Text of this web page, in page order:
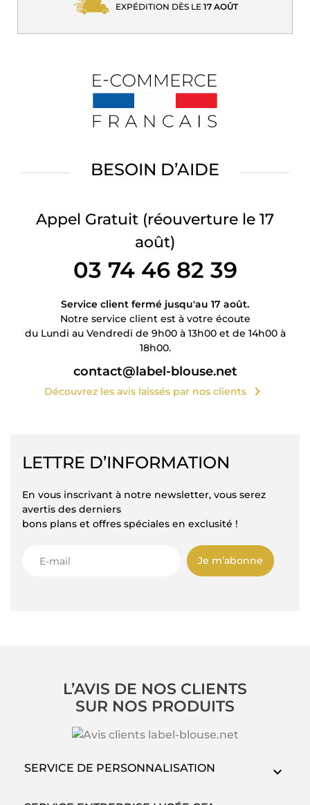
EXPÉDITION DÈS LE 17 AOÛT
BESOIN D’AIDE
Appel Gratuit (réouverture le 17
août)
03 74 46 82 39
Service client fermé jusqu'au 17 août.
Notre service client est à votre écoute
du Lundi au Vendredi de 9h00 à 13h00 et de 14h00 à
18h00.
contact@label-blouse.net
Découvrez les avis laissés par nos clients chevron_right
LETTRE D’INFORMATION
En vous inscrivant à notre newsletter, vous serez
avertis des derniers
bons plans et offres spéciales en exclusité !
Je m’abonne
L’AVIS DE NOS CLIENTS
SUR NOS PRODUITS
SERVICE DE PERSONNALISATION